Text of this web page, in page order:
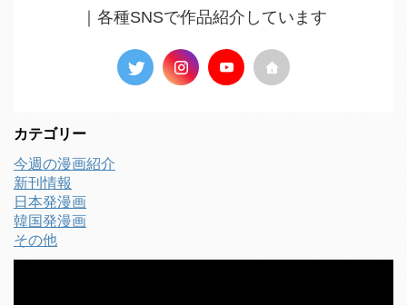
｜各種SNSで作品紹介しています
カテゴリー
今週の漫画紹介
新刊情報
日本発漫画
韓国発漫画
その他